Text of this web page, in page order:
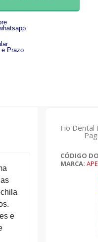
e Prazo
e
Fio
CÓDIGO
MARCA: